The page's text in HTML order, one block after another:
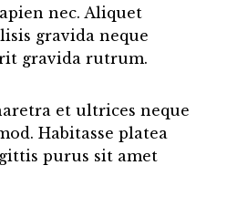
nec. Aliquet
gravida neque
gravida rutrum.
et ultrices neque
Habitasse platea
purus sit amet